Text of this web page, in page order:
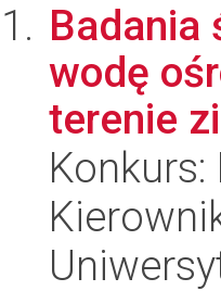
Badania
wodę
terenie
Konkurs: